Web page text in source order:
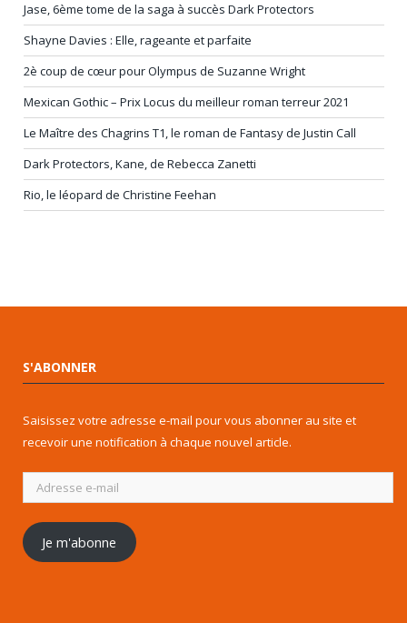
Jase, 6ème tome de la saga à succès Dark Protectors
Shayne Davies : Elle, rageante et parfaite
2è coup de cœur pour Olympus de Suzanne Wright
Mexican Gothic – Prix Locus du meilleur roman terreur 2021
Le Maître des Chagrins T1, le roman de Fantasy de Justin Call
Dark Protectors, Kane, de Rebecca Zanetti
Rio, le léopard de Christine Feehan
S'ABONNER
Saisissez votre adresse e-mail pour vous abonner au site et
recevoir une notification à chaque nouvel article.
Adresse
e-
mail
Je m'abonne